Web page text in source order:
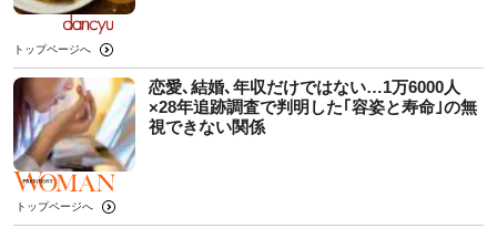
トップページへ
恋愛､結婚､年収だけではない…1万6000人
×28年追跡調査で判明した｢容姿と寿命｣の無
視できない関係
トップページへ